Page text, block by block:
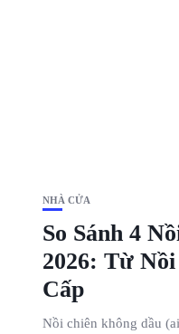
NHÀ CỬA
So Sánh 4
2026: Từ
Cấp
Nồi chiên không dầu